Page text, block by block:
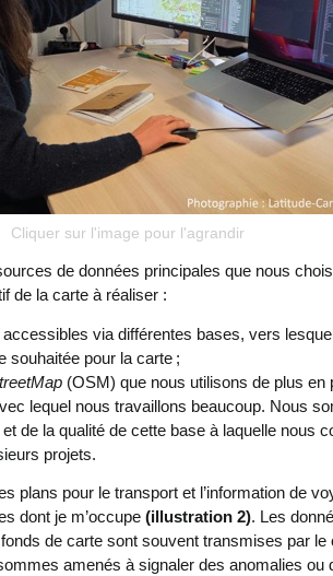
Cliquer sur l'image pour l'agrandir
de données principales que nous
de la carte à réaliser :
accessibles via différentes bases, vers
souhaitée pour la carte ;
(OSM) que nous utilisons de plus en
lequel nous travaillons beaucoup. Nous
de la qualité de cette base à laquelle nous
projets.
plans pour le transport et l’information de
dont je m’occupe (illustration 2). Les
de carte sont souvent transmises par le
amenés à signaler des anomalies ou